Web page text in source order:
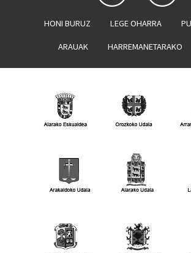
HONI BURUZ LEGE OHARRA
ARAUAK HARREMANETARAKO